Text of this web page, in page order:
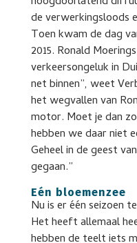
de verwerkingsloods
Toen kwam de dag
2015. Ronald
verkeersongeluk in
net binnen”, weet
het wegvallen van
motor. Moet je dan
hebben we daar niet
Geheel in de geest
gegaan.”
Eén bloemenzee
Nu is er één seizoen
Het heeft allemaal